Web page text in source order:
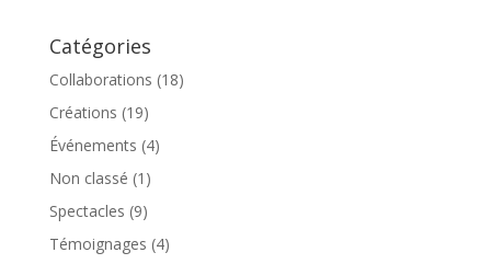
Catégories
Collaborations (18)
Créations (19)
Événements (4)
Non classé (1)
Spectacles (9)
Témoignages (4)